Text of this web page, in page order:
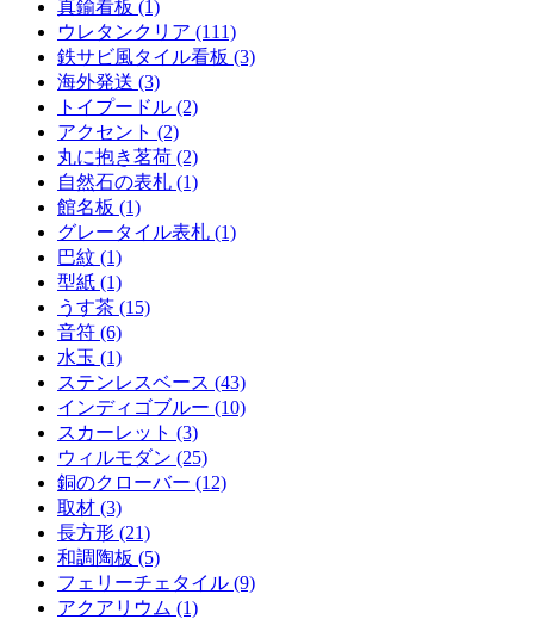
真鍮看板 (1)
ウレタンクリア (111)
鉄サビ風タイル看板 (3)
海外発送 (3)
トイプードル (2)
アクセント (2)
丸に抱き茗荷 (2)
自然石の表札 (1)
館名板 (1)
グレータイル表札 (1)
巴紋 (1)
型紙 (1)
うす茶 (15)
音符 (6)
水玉 (1)
ステンレスベース (43)
インディゴブルー (10)
スカーレット (3)
ウィルモダン (25)
銅のクローバー (12)
取材 (3)
長方形 (21)
和調陶板 (5)
フェリーチェタイル (9)
アクアリウム (1)